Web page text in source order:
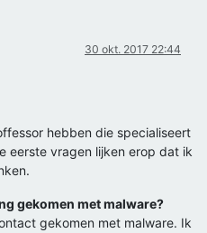
30 okt. 2017 22:44
hebben die specialiseert
eerste vragen lijken erop dat ik
gekomen met malware?
gekomen met malware. Ik